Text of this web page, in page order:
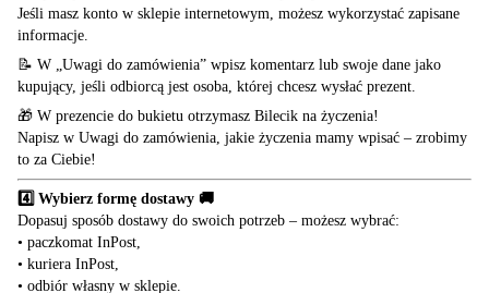
Jeśli masz konto w sklepie internetowym, możesz wykorzystać zapisane
informacje.
📝 W „Uwagi do zamówienia” wpisz komentarz lub swoje dane jako
kupujący, jeśli odbiorcą jest osoba, której chcesz wysłać prezent.
🎁 W prezencie do bukietu otrzymasz Bilecik na życzenia!
Napisz w Uwagi do zamówienia, jakie życzenia mamy wpisać – zrobimy
to za Ciebie!
4️⃣ Wybierz formę dostawy 🚚
Dopasuj sposób dostawy do swoich potrzeb – możesz wybrać:
• paczkomat InPost,
• kuriera InPost,
• odbiór własny w sklepie.